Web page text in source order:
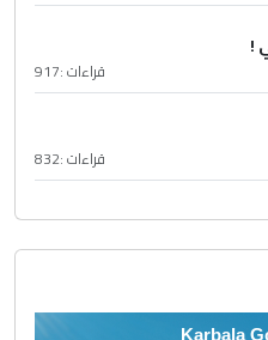
!
قراءات :917
قراءات :832
Karbala